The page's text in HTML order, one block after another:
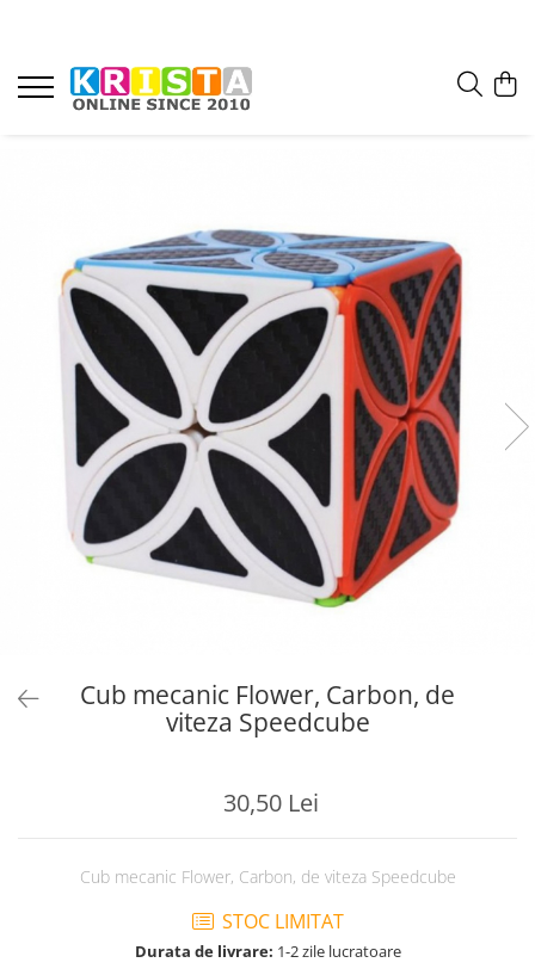
Cub mecanic Flower, Carbon, de
viteza Speedcube
30,50 Lei
Cub mecanic Flower, Carbon, de viteza Speedcube
STOC LIMITAT
Durata de livrare: 1-2 zile lucratoare